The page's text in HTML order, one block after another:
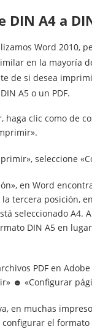
A4 a
Word 2010,
en la mayoría
de si desea
A5 o un PDF.
haga clic como de
seleccione
en Word
tercera posición,
seleccionado A4.
DIN A5 en
PDF en
☻ «Configurar
en muchas
el